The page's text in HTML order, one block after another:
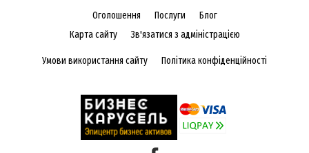
Оголошення Послуги
Блог
Карта сайту
Зв'язатися з адміністрацією
Умови використання сайту Політика конфіденційності